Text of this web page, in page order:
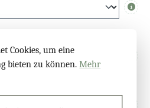
Info
Cookies, um eine
bieten zu können.Mehr